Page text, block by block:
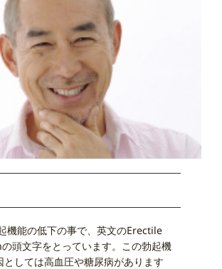
機能の低下の事で、英文のErectile
頭文字をとっています。この勃起機
としては高血圧や糖尿病があります